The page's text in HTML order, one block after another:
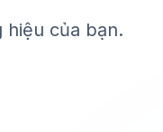
hiệu của bạn.